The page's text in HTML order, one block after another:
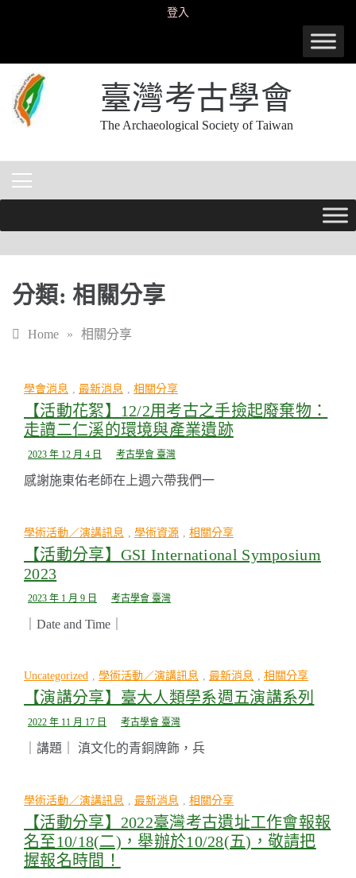
登入
臺灣考古學會
The Archaeological Society of Taiwan
分類: 相關分享
Home » 相關分享
學會消息 最新消息 相關分享
【活動花絮】12/2用考古之手撿起廢棄物：
走讀二仁溪的環境與產業遺跡
2023 年 12 月 4 日 考古學會 臺灣
感謝施東佑老師在上週六帶我們一
學術活動／演講訊息 學術資源 相關分享
【活動分享】GSI International Symposium
2023
2023 年 1 月 9 日 考古學會 臺灣
｜Date and Time｜
Uncategorized , 學術活動／演講訊息 , 最新消息 , 相關分享
【演講分享】臺大人類學系週五演講系列
2022 年 11 月 17 日 考古學會 臺灣
｜講題｜ 滇文化的青銅牌飾，兵
學術活動／演講訊息 , 最新消息 , 相關分享
【活動分享】2022臺灣考古遺址工作會報報
名至10/18(二)，舉辦於10/28(五)，敬請把
握報名時間！